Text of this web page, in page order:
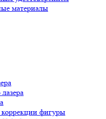
материалы
коррекции фигуры